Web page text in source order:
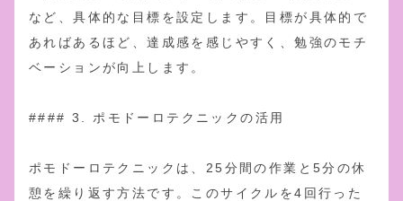
など、具体的な目標を設定します。目標が具体的で
あればあるほど、達成感を感じやすく、勉強のモチ
ベーションが向上します。
#### 3. ポモドーロテクニックの活用
ポモドーロテクニックは、25分間の作業と5分の休
憩を繰り返す方法です。このサイクルを4回行った